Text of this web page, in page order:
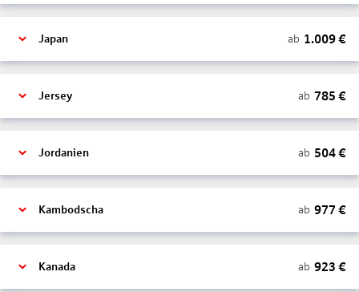
Japan ab 1.009€
Jersey ab 785 €
Jordanien ab 504€
Kambodscha ab 977 €
Kanada ab 923 €